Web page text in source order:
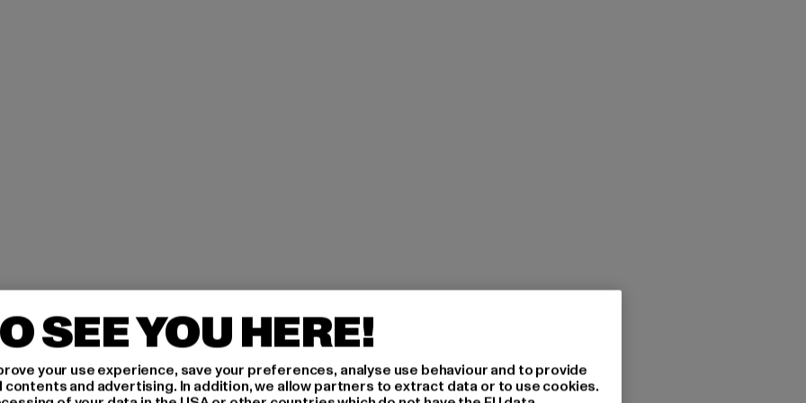
SEE YOU HERE!
your use experience, save your preferences, analyse use behaviour and to provide
and advertising. In addition, we allow partners to extract data or to use cookies.